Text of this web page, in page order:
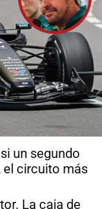
un segundo
el circuito más
La caja de